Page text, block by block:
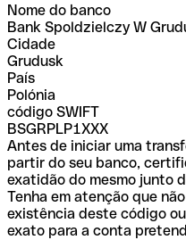
Nome do banco
Bank Spoldzielczy W
Cidade
Grudusk
País
Polónia
código SWIFT
BSGRPLP1XXX
Antes de iniciar uma
partir do seu banco,
exatidão do mesmo junto
Tenha em atenção que
existência deste código
exato para a conta